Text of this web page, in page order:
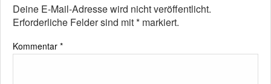
Deine E-Mail-Adresse wird nicht veröffentlicht.
Erforderliche Felder sind mit* markiert.
Kommentar *